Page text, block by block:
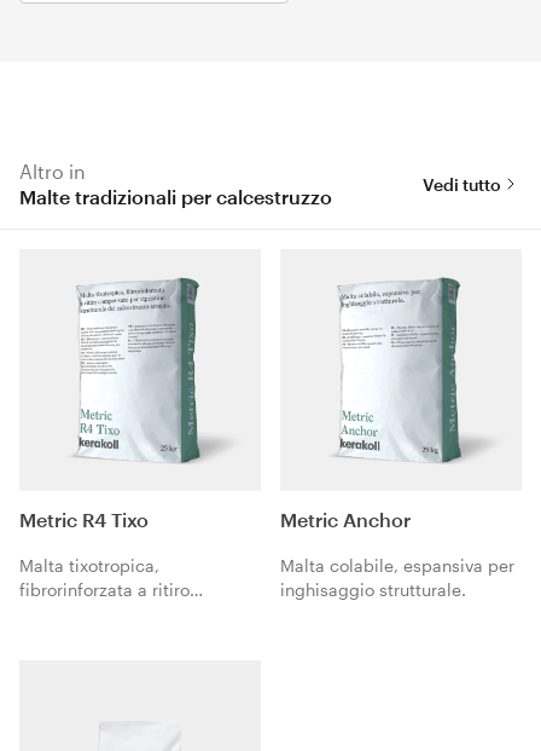
Altro in
Malte tradizionali per calcestruzzo
Vedi tutto
Metric R4 Tixo
Malta tixotropica,
fibrorinforzata a ritiro
Metric Anchor
Malta colabile, espansiva per
inghisaggio strutturale.